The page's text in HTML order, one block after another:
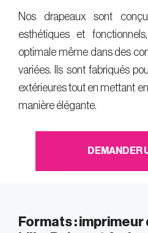
Nos drapeaux sont
esthétiques et
optimale même dans des
variées. Ils sont fabriqués
extérieures tout en mettant
manière élégante.
DEMANDER
Formats : imprimeur